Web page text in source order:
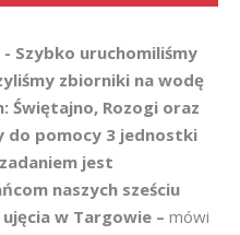
- Szybko uruchomiliśmy
zbiorniki na wodę
Świętajno, Rozogi oraz
do pomocy 3 jednostki
jest
naszych sześciu
w Targowie – mówi